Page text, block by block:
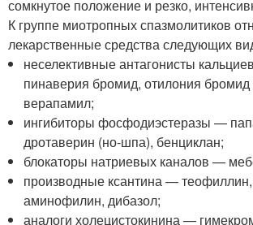
сомкнутое положение и резко,
К группе миотропных спазмолитиков
лекарственные средства следующих
неселективные антагонисты
пинаверия бромид, отилония
верапамил;
ингибиторы фосфодиэстеразы —
дротаверин (но-шпа), бенциклан;
блокаторы натриевых каналов —
производные ксантина —
аминофилин, дибазол;
аналоги холецистокинина —